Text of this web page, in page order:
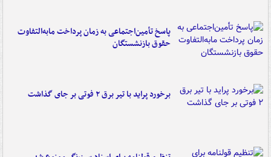
پاسخ تأمین‌اجتماعی به زمان پرداخت مابه‌التفاوت
حقوق بازنشستگان
برخورد پراید با تیر برق ۲ فوتی بر جای گذاشت